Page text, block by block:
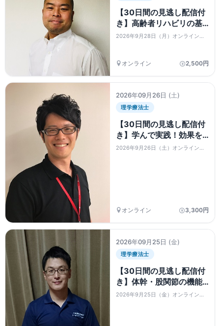
【30日間の見逃し配信付
き】高齢者リハビリの基
礎と実践 〜バイタル・廃
2026年9月28日（月）オンラインセ
オンライン 2,500円
2026年09月26日 (土)
理学療法士
【30日間の見逃し配信付
き】学んで実践！効果を
生むポジショニングセミ
2026年9月26日（土）オンラインセ
オンライン 3,300円
2026年09月25日 (金)
理学療法士
【30日間の見逃し配信付
き】体幹・股関節の機能
回復のための評価とエク
2026年9月25日（金）オンラインセ